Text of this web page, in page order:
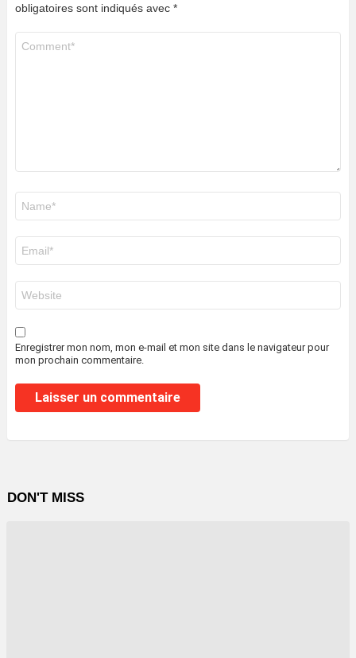
obligatoires sont indiqués avec *
mail
*
web
Enregistrer mon nom, mon e-mail et mon site dans le navigateur pour
mon prochain commentaire.
DON'T MISS